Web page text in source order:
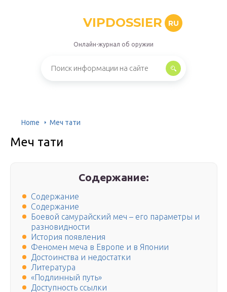
VIPDOSSIER RU
Онлайн-журнал об оружии
Home Меч тати
Меч тати
Содержание:
Содержание
Содержание
Боевой самурайский меч – его параметры и
разновидности
История появления
Феномен меча в Европе и в Японии
Достоинства и недостатки
Литература
«Подлинный путь»
Доступность ссылки